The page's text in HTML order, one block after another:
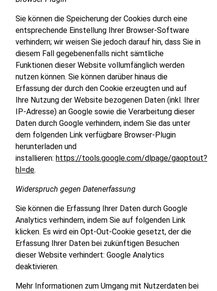
Sie können die Speicherung der Cookies durch eine
entsprechende Einstellung Ihrer Browser-Software
verhindern; wir weisen Sie jedoch darauf hin, dass Sie in
diesem Fall gegebenenfalls nicht sämtliche
Funktionen dieser Website vollumfänglich werden
nutzen können. Sie können darüber hinaus die
Erfassung der durch den Cookie erzeugten und auf
Ihre Nutzung der Website bezogenen Daten (inkl. Ihrer
IP-Adresse) an Google sowie die Verarbeitung dieser
Daten durch Google verhindern, indem Sie das unter
dem folgenden Link verfügbare Browser-Plugin
herunterladen und
installieren: https://tools.google.com/dlpage/gaoptout?
hl=de.
Widerspruch gegen Datenerfassung
Sie können die Erfassung Ihrer Daten durch Google
Analytics verhindern, indem Sie auf folgenden Link
klicken. Es wird ein Opt-Out-Cookie gesetzt, der die
Erfassung Ihrer Daten bei zukünftigen Besuchen
dieser Website verhindert: Google Analytics
deaktivieren.
Mehr Informationen zum Umgang mit Nutzerdaten bei